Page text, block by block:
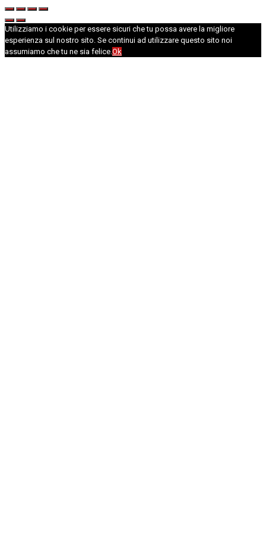
Utilizziamo i cookie per essere sicuri che tu possa avere la migliore
esperienza sul nostro sito. Se continui ad utilizzare questo sito noi
assumiamo che tu ne sia felice.Ok